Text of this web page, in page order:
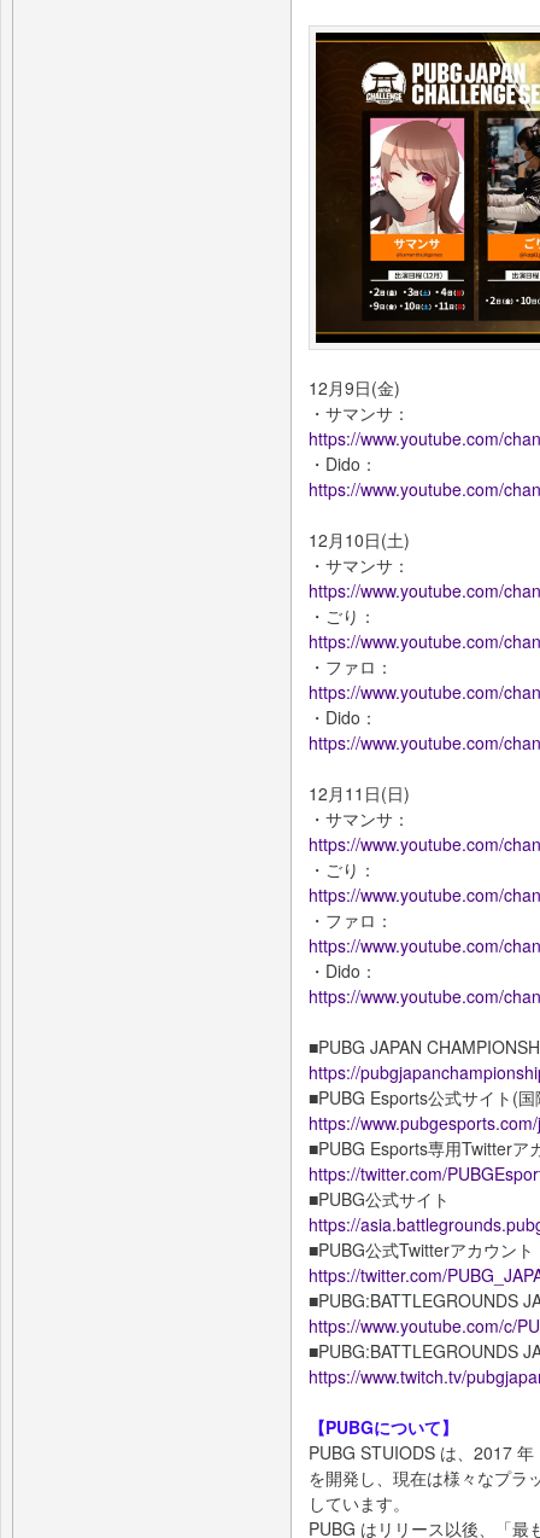
12月9日(金)
・サマンサ：
https://www.youtube.com/
・Dido：
https://www.youtube.com/
12月10日(土)
・サマンサ：
https://www.youtube.com/
・ごり：
https://www.youtube.com/
・ファロ：
https://www.youtube.com/
・Dido：
https://www.youtube.com/
12月11日(日)
・サマンサ：
https://www.youtube.com/
・ごり：
https://www.youtube.com/
・ファロ：
https://www.youtube.com/
・Dido：
https://www.youtube.com/
■PUBG JAPAN
https://
■PUBG Esports公式サイト(
https://
■PUBG Esports専用Twitterア
https://twitter.com/
■PUBG公式サイト
https://
■PUBG公式Twitterアカウント
https://twitter.com/
■PUBG:BATTLEGROUNDS
https://www.youtube.com/c/
■PUBG:BATTLEGROUNDS
https://www.twitch.tv/
【PUBGについて】
PUBG STUIODS は、2017
を開発し、現在は様々なプラ
しています。
PUBG はリリース以後、「最